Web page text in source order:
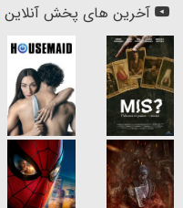
آخرین های پخش آنلاین